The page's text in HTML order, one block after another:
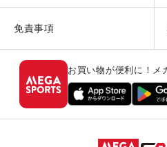
免責事項
お買い物が便利に！メ